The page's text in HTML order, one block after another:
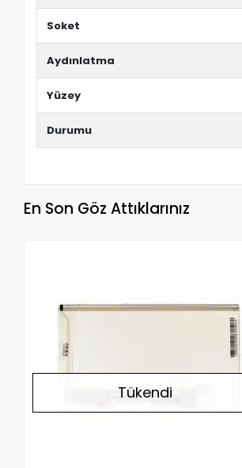
Soket
Aydınlatma
Yüzey
Durumu
En Son Göz Attıklarınız
Tükendi